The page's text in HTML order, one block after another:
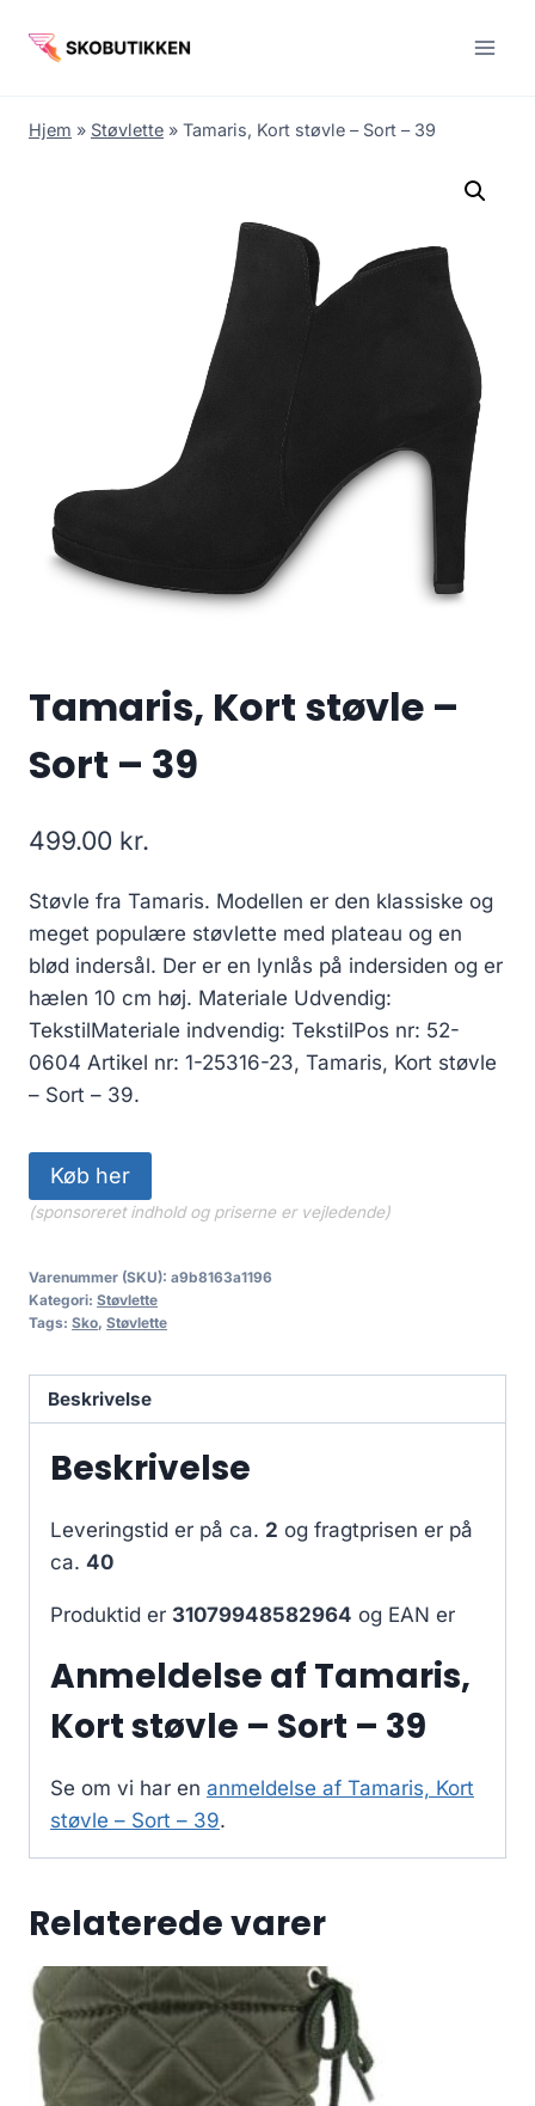
Hjem » Støvlette » Tamaris, Kort støvle – Sort – 39
Tamaris, Kort støvle –
Sort – 39
499.00 kr.
Støvle fra Tamaris. Modellen er den klassiske og
meget populære støvlette med plateau og en
blød indersål. Der er en lynlås på indersiden og er
hælen 10 cm høj. Materiale Udvendig:
TekstilMateriale indvendig: TekstilPos nr: 52-
0604 Artikel nr: 1-25316-23, Tamaris, Kort støvle
– Sort – 39.
Køb her
(sponsoreret indhold og priserne er vejledende)
Varenummer (SKU): a9b8163a1196
Kategori: Støvlette
Tags: Sko, Støvlette
Beskrivelse
Beskrivelse
Leveringstid er på ca. 2 og fragtprisen er på
ca. 40
Produktid er 31079948582964 og EAN er
Anmeldelse af Tamaris,
Kort støvle – Sort – 39
Se om vi har en anmeldelse af Tamaris, Kort
støvle – Sort – 39.
Relaterede varer